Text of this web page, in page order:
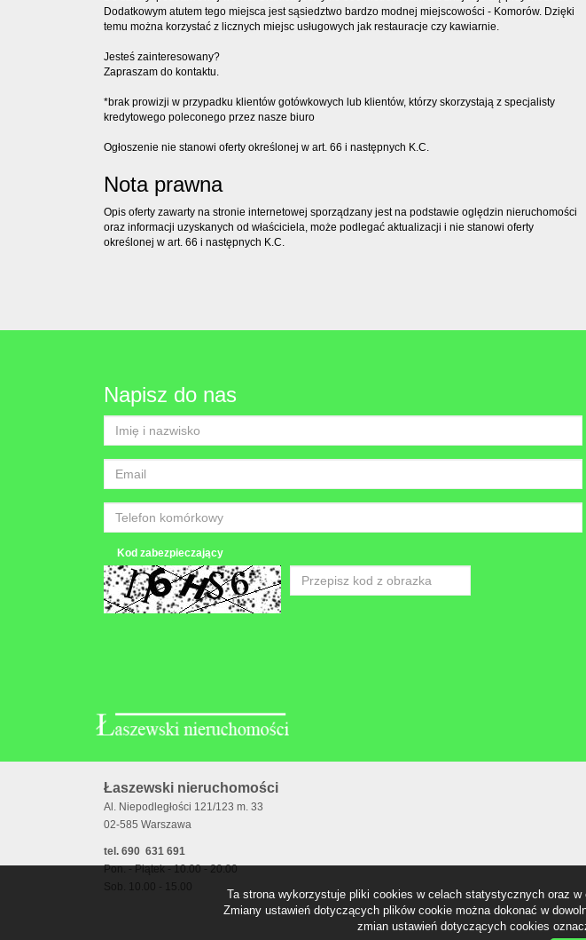
Dodatkowym atutem tego miejsca jest sąsiedztwo bardzo modnej miejscowości - Komorów. Dzięki
temu można korzystać z licznych miejsc usługowych jak restauracje czy kawiarnie.
Jesteś zainteresowany?
Zapraszam do kontaktu.
*brak prowizji w przypadku klientów gotówkowych lub klientów, którzy skorzystają z specjalisty
kredytowego poleconego przez nasze biuro
Ogłoszenie nie stanowi oferty określonej w art. 66 i następnych K.C.
Nota prawna
Opis oferty zawarty na stronie internetowej sporządzany jest na podstawie oględzin nieruchomości
oraz informacji uzyskanych od właściciela, może podlegać aktualizacji i nie stanowi oferty
określonej w art. 66 i następnych K.C.
Napisz do nas
Kod zabezpieczający
Łaszewski nieruchomości
Al. Niepodległości 121/123 m. 33
02-585 Warszawa
tel. 690 631 691
Pon. - Piątek - 10.00 - 20.00
Sob. 10.00 - 15.00
Ta strona wykorzystuje pliki cookies w celach statystycznych oraz
Zmiany ustawień dotyczących plików cookie można dokonać w
zmian ustawień dotyczących cookies